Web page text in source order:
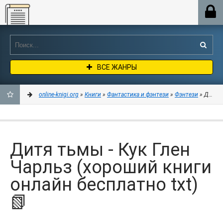
Online-knigi.org
ВСЕ ЖАНРЫ
ЗАКЛАДКИ
online-knigi.org » Книги » Фантастика и фэнтези » Фэнтези » Дитя
Дитя тьмы - Кук Глен
Чарльз (хороший книги
онлайн бесплатно txt)
📗